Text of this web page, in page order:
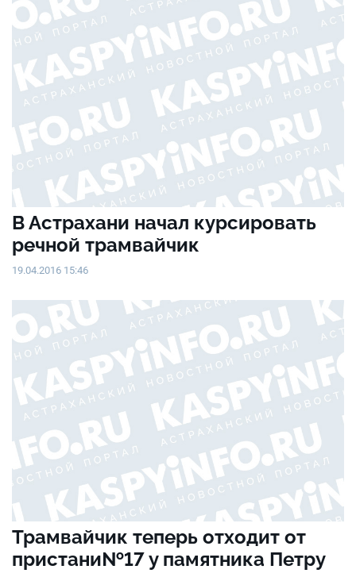
В Астрахани начал курсировать
речной трамвайчик
19.04.2016 15:46
Трамвайчик теперь отходит от
пристани№17 у памятника Петру